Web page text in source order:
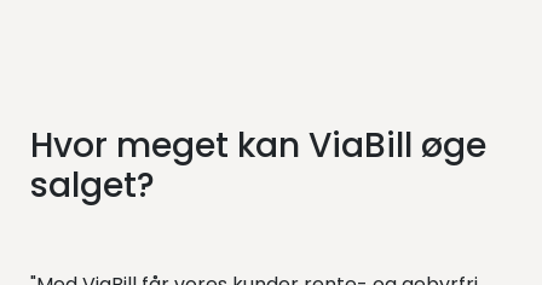
Hvor meget kan ViaBill øge
salget?